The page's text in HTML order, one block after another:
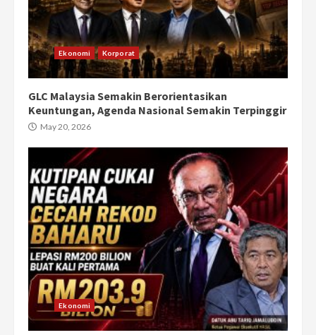
Ekonomi Korporat
GLC Malaysia Semakin Berorientasikan
Keuntungan, Agenda Nasional Semakin Terpinggir
May 20, 2026
Ekonomi